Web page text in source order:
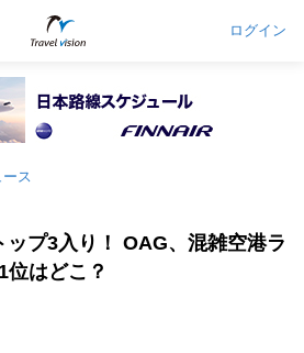
ログイン
ース
ップ3入り！ OAG、混雑空港ラ
位はどこ？